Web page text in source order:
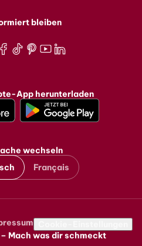
bleiben
App herunterladen
wechseln
Français
Mach was dir schmeckt